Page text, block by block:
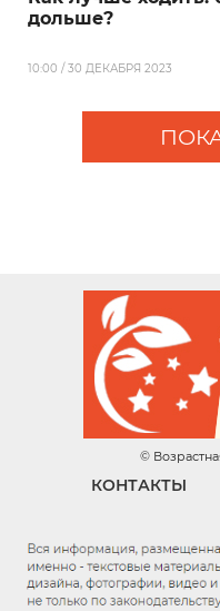
дольше?
10:00 / 30 ДЕКАБРЯ 2023
©
КОНТАКТЫ